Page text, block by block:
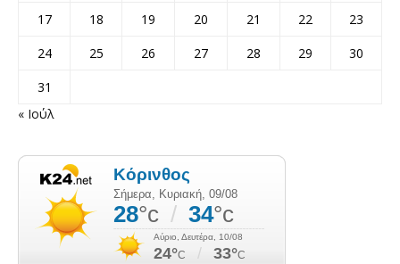
17
18 19 20 21 22
23
24
25 26 27 28 29
30
31
« Ιούλ